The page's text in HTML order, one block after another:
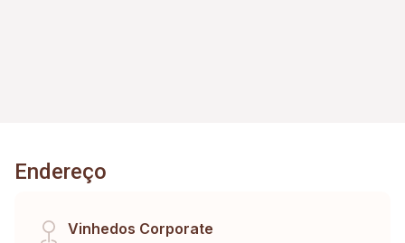
Endereço
Vinhedos Corporate